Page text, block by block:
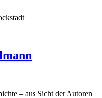
– aus Sicht der Autoren